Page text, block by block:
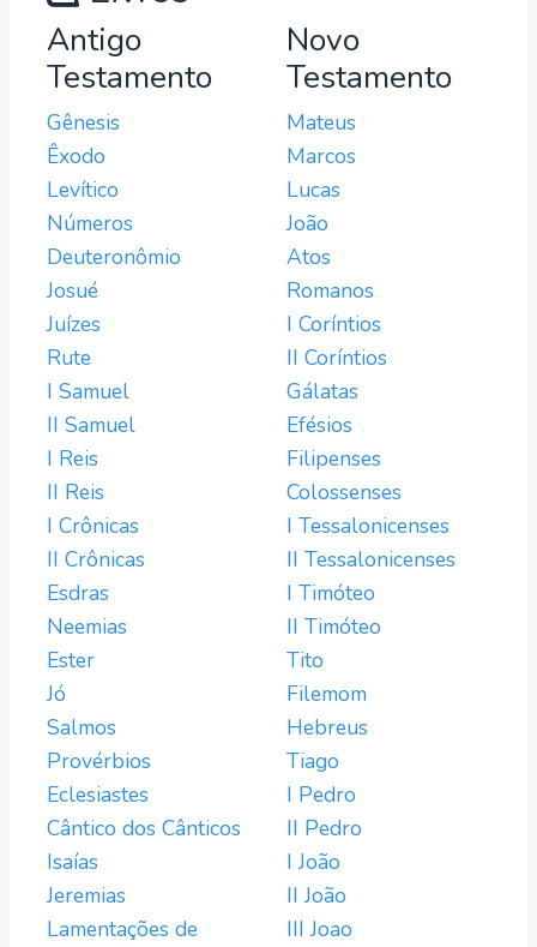
Antigo
Testamento
Gênesis
Êxodo
Levítico
Números
Deuteronômio
Josué
Juízes
Rute
I Samuel
II Samuel
I Reis
II Reis
I Crônicas
II Crônicas
Esdras
Neemias
Ester
Jó
Salmos
Provérbios
Eclesiastes
Cântico dos Cânticos
Isaías
Jeremias
Lamentações de
Novo
Testamento
Mateus
Marcos
Lucas
João
Atos
Romanos
I Coríntios
II Coríntios
Gálatas
Efésios
Filipenses
Colossenses
I Tessalonicenses
II Tessalonicenses
I Timóteo
II Timóteo
Tito
Filemom
Hebreus
Tiago
I Pedro
II Pedro
I João
II João
III Joao